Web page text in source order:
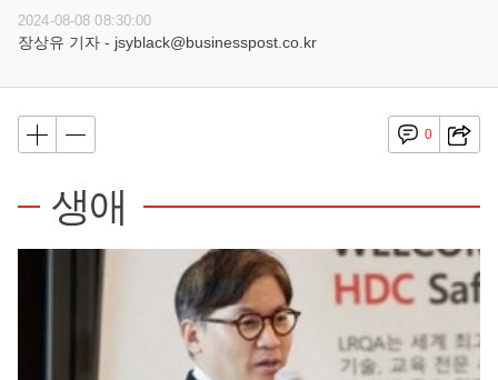
2024-08-08 08:30:00
장상유 기자 - jsyblack@businesspost.co.kr
0
생애